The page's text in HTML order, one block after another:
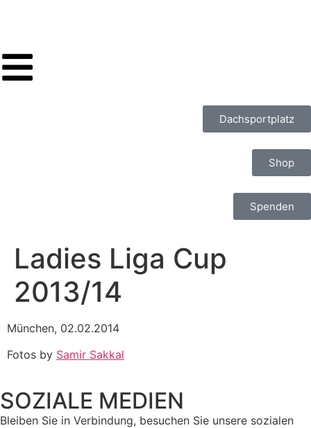
Dachsportplatz
Shop
Spenden
Ladies Liga Cup
2013/14
München, 02.02.2014
Fotos by Samir Sakkal
SOZIALE MEDIEN
Bleiben Sie in Verbindung, besuchen Sie unsere sozialen